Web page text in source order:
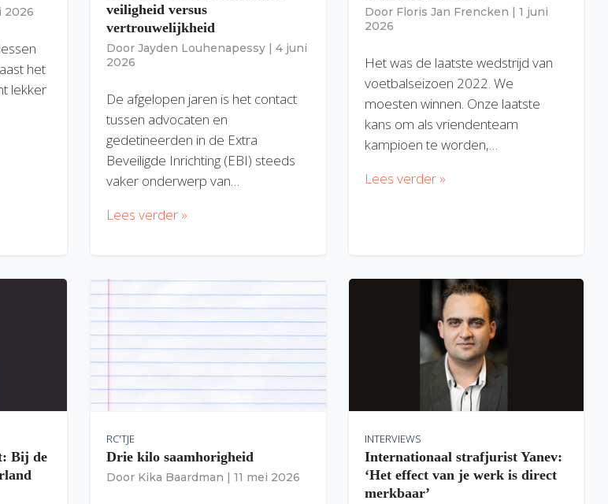
2026
het
lekker
veiligheid versus
vertrouwelijkheid
Door Jayden Louhenapessy | 4 juni
2026
De afgelopen jaren is het contact
tussen advocaten en
gedetineerden in de Extra
Beveiligde Inrichting (EBI) steeds
vaker onderwerp van…
Lees verder »
Door Floris Jan Frencken | 1 juni
2026
Het was de laatste wedstrijd van
voetbalseizoen 2022. We
moesten winnen. Onze laatste
kans om als vriendenteam
kampioen te worden,…
Lees verder »
Bij de
RC'TJE
Drie kilo saamhorigheid
Door Kika Baardman | 11 mei 2026
INTERVIEWS
Internationaal strafjurist Yanev:
‘Het effect van je werk is direct
merkbaar’